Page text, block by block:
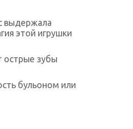
выдержала
этой игрушки
острые зубы
бульоном или